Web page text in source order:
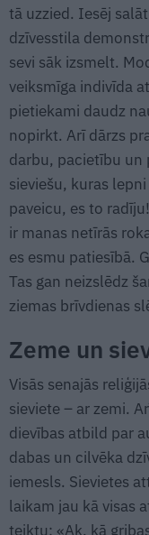
tā uzzied. Iesēj
dzīvesstila
sevi sāk izsmelt.
veiksmīga indivīda
pietiekami daudz
nopirkt. Arī dārzs
darbu, pacietību un
sieviešu, kuras
paveicu, es to
ir manas netīrās
es esmu patiesībā.
Tas gan neizslēdz
ziemas brīvdienas
Zeme un
Visās senajās
sieviete – ar zemi.
dievības atbild par
dabas un cilvēka
iemesls. Sievietes
laikam jau kā visas
teiktu: «Ak, kā